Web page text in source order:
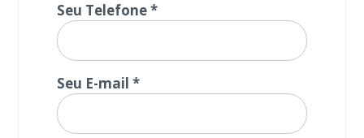
Seu Telefone *
Seu E-mail *